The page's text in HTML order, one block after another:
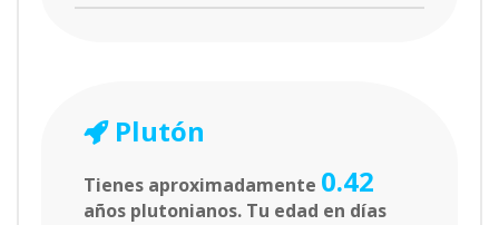
Plutón
Tienes aproximadamente 0.42
años plutonianos. Tu edad en días